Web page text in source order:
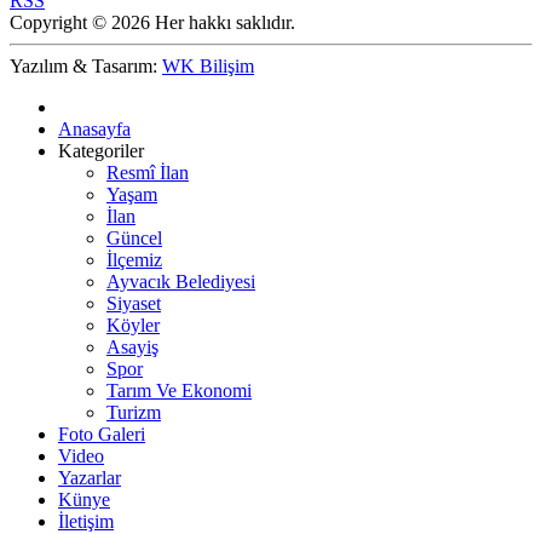
Copyright © 2026 Her hakkı saklıdır.
Yazılım & Tasarım: WK Bilişim
Anasayfa
Kategoriler
Resmî İlan
Yaşam
İlan
Güncel
İlçemiz
Ayvacık Belediyesi
Siyaset
Köyler
Asayiş
Spor
Tarım Ve Ekonomi
Turizm
Foto Galeri
Video
Yazarlar
Künye
İletişim